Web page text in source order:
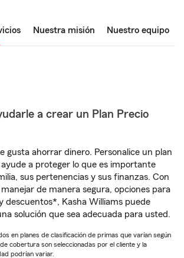
Nuestra misión Nuestro equipo
a crear un Plan Precio
gusta ahorrar dinero. Personalice un plan
a proteger lo que es importante
sus pertenencias y sus finanzas. Con
de manera segura, opciones para
descuentos*, Kasha Williams puede
solución que sea adecuada para usted.
en planes de clasificación de primas que varían según
cobertura son seleccionadas por el cliente y la
podrían variar.